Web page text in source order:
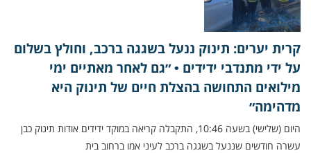
קרית יערים: תינוק ננעל בשגגה ברכב, וחולץ בשלום
על ידי מתנדבי ידידים • ״גם לאחר מאתיים ימי
מילואים התחושה בהצלת חיים של תינוק היא
מדהימה״
היום (שלישי) בשעה 10:46, התקבלה קריאה במוקד ידידים אודות תינוק כבן
עשרה חודשים שננעל בשגגה ברכב לעיני אמו ברחוב בית